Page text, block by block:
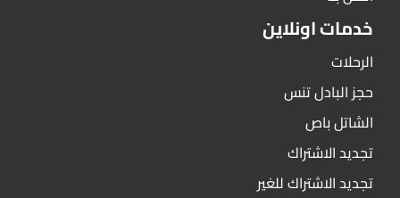
خدمات اونلاين
الرحلات
حجز البادل تنس
الشاتل باص
تجديد الاشتراك
تجديد الاشتراك للغير